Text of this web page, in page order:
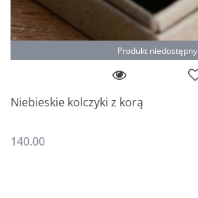
Produkt niedostępny
Niebieskie kolczyki z korą
140.00